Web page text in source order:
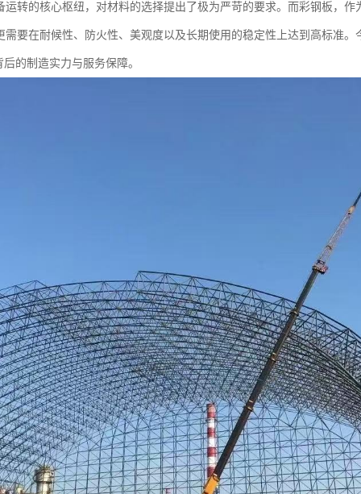
转的核心枢纽，对材料的选择提出了极为严苛的要求。而彩钢板，作
要在耐候性、防火性、美观度以及长期使用的稳定性上达到高标准。
的制造实力与服务保障。